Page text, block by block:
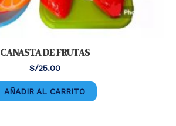
CANASTA DE FRUTAS
S/25.00
AÑADIR AL CARRITO